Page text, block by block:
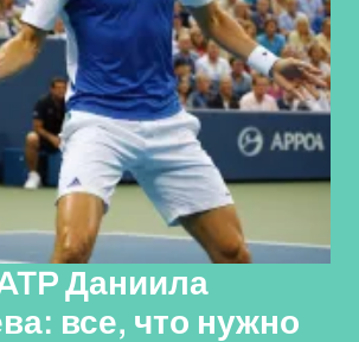
Даниила
все, что нужно